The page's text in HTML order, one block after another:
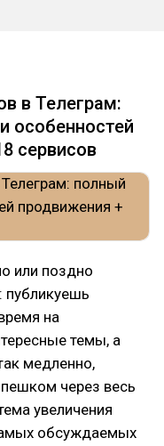
в Телеграм:
особенностей
сервисов
или поздно
на
темы, а
медленно,
через весь
увеличения
обсуждаемых